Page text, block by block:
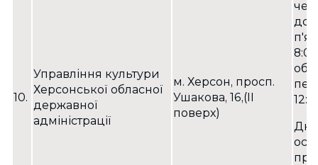
10.
Управління культури
Херсонської обласної
державної
адміністрації
м. Херсон, просп.
Ушакова, 16,(ІІ
поверх)
до
Дні